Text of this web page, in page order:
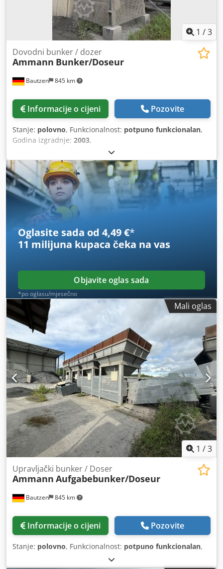
1 /3
Bautzen 845 km
Dovodni bunker / dozer
Ammann Bunker/Doseur
Informacije o cijeni Pozovite
Stanje: polovno, Funkcionalnost: potpuno funkcionalan,
Godina izgradnje: 2003,
Oglasite sada od 4,49 €*
11 milijuna kupaca čeka na vas
Objavite oglas sada
*po oglasu/mjesečno
Mali oglas
1 /3
Bautzen 845 km
Upravljački bunker / Doser
Ammann Aufgabebunker/Doseur
Informacije o cijeni Pozovite
Stanje: polovno, Funkcionalnost: potpuno funkcionalan,